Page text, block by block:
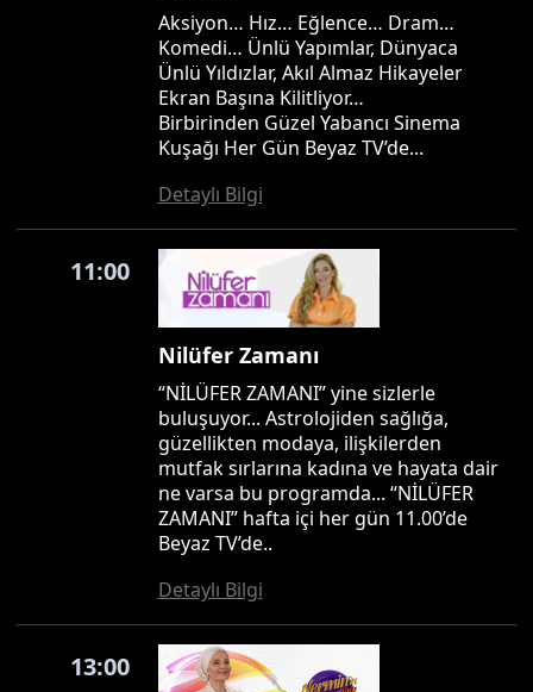
Aksiyon… Hız… Eğlence… Dram…
Komedi… Ünlü Yapımlar, Dünyaca
Ünlü Yıldızlar, Akıl Almaz Hikayeler
Ekran Başına Kilitliyor…
Birbirinden Güzel Yabancı Sinema
Kuşağı Her Gün Beyaz TV’de...
Detaylı Bilgi
11:00
Nilüfer Zamanı
“NİLÜFER ZAMANI” yine sizlerle
buluşuyor... Astrolojiden sağlığa,
güzellikten modaya, ilişkilerden
mutfak sırlarına kadına ve hayata dair
ne varsa bu programda... “NİLÜFER
ZAMANI” hafta içi her gün 11.00’de
Beyaz TV’de..
Detaylı Bilgi
13:00